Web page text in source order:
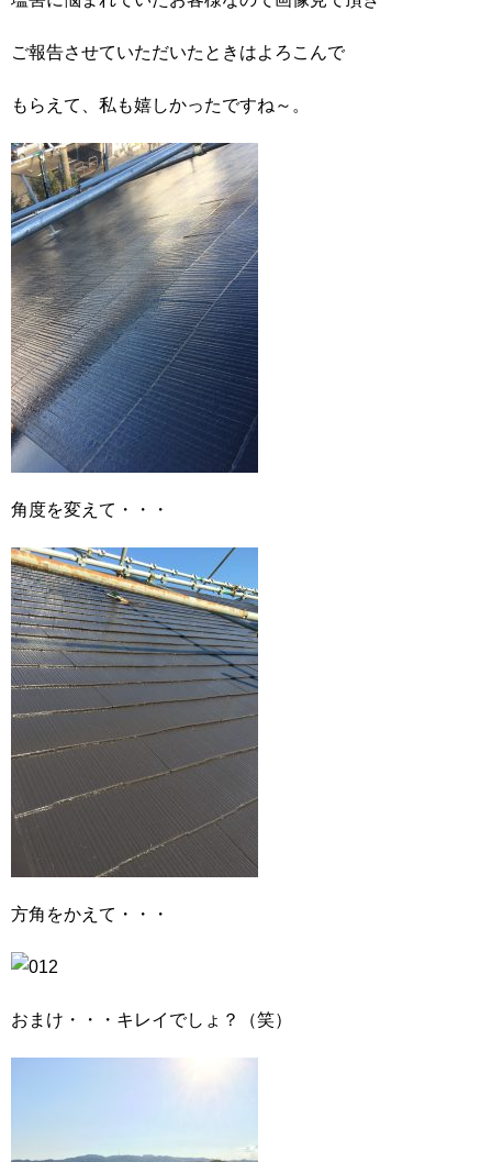
ご報告させていただいたときはよろこんで
もらえて、私も嬉しかったですね～。
角度を変えて・・・
方角をかえて・・・
おまけ・・・キレイでしょ？（笑）